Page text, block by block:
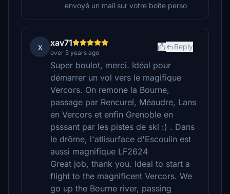
envoyé un mail sur votre boîte perso
x xav71
over 5 years ago
Reply
Super boulot, merci. Idéal pour
démarrer un vol vers le magifique
Vercors. On remone la Bourne,
passage par Rencurel, Méaudre, Lans
en Vercors et enfin Grenoble en
psssant par les pistes de ski :) . Dans
le drôme, l'atlisurface d'Escoulin est
aussi magnifique LF2624
Great job, thank you. Ideal to start a
flight to the magnificent Vercors. We
go up the Bourne river, passing